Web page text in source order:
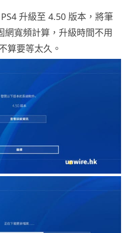
升級至 4.50 版本，將筆
寬頻計算，升級時間不用
算要等太久。